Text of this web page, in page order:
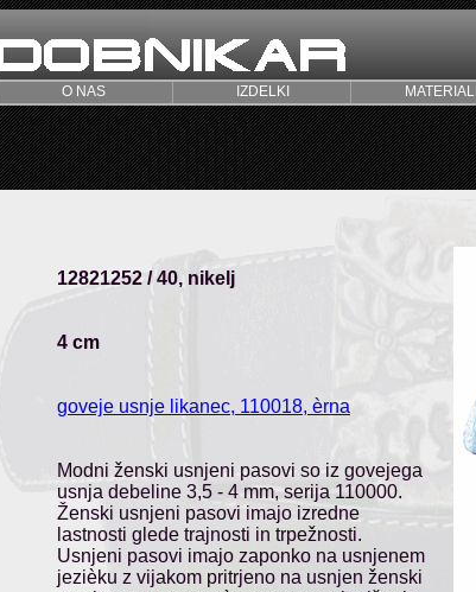
O NAS IZDELKI MATERIALI
12821252 / 40, nikelj
4 cm
goveje usnje likanec, 110018, èrna
Modni ženski usnjeni pasovi so iz govejega
usnja debeline 3,5 - 4 mm, serija 110000.
Ženski usnjeni pasovi imajo izredne
lastnosti glede trajnosti in trpežnosti.
Usnjeni pasovi imajo zaponko na usnjenem
jezièku z vijakom pritrjeno na usnjen ženski